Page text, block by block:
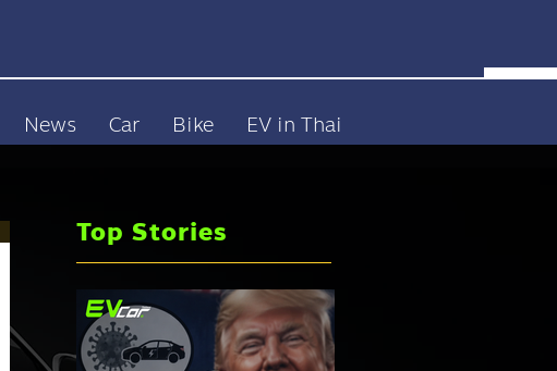
News Car Bike EV in Thai
Top Stories